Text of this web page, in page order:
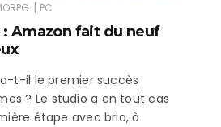
| PC
Amazon fait du neuf
t-il le premier succès
? Le studio a en tout cas
étape avec brio, à